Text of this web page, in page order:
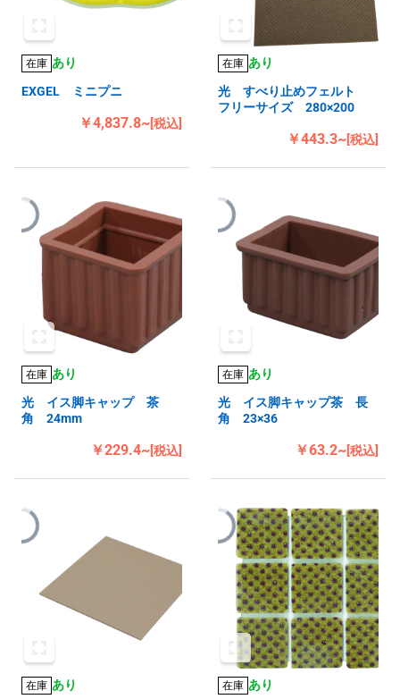
在庫 あり
EXGEL ミニプニ
￥4,837.8~[税込]
在庫 あり
光 すべり止めフェルト
フリーサイズ 280×200
￥443.3~[税込]
在庫 あり
光 イス脚キャップ 茶
角 24mm
￥229.4~[税込]
在庫 あり
光 イス脚キャップ茶 長
角 23×36
￥63.2~[税込]
在庫 あり
在庫 あり